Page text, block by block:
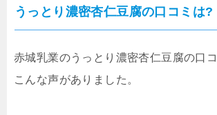
うっとり濃密杏仁豆腐の口コミは?
赤城乳業のうっとり濃密杏仁豆腐の口
こんな声がありました。